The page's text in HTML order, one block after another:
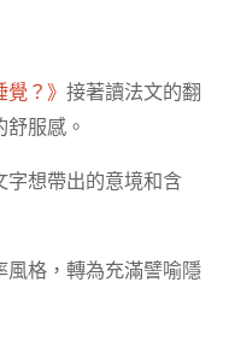
覺？》接著讀法文的翻
服感。
字想帶出的意境和含
風格，轉為充滿譬喻隱